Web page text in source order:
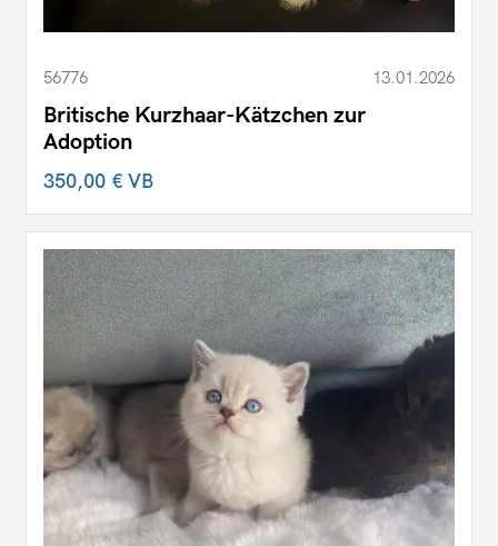
56776 13.01.2026
Britische Kurzhaar-Kätzchen zur
Adoption
350,00 €VB